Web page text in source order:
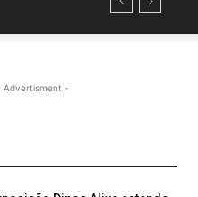
Advertisment -